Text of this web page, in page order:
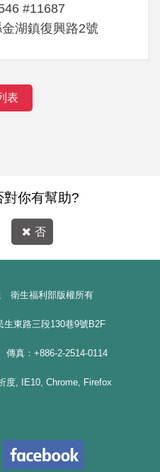
#11687
湖鎮復興路2號
表
你有幫助?
否
衛生福利部版權所有
生東路三段130巷9號B2F
真：+886-2-2514-0114
度, IE10, Chrome, Firefox